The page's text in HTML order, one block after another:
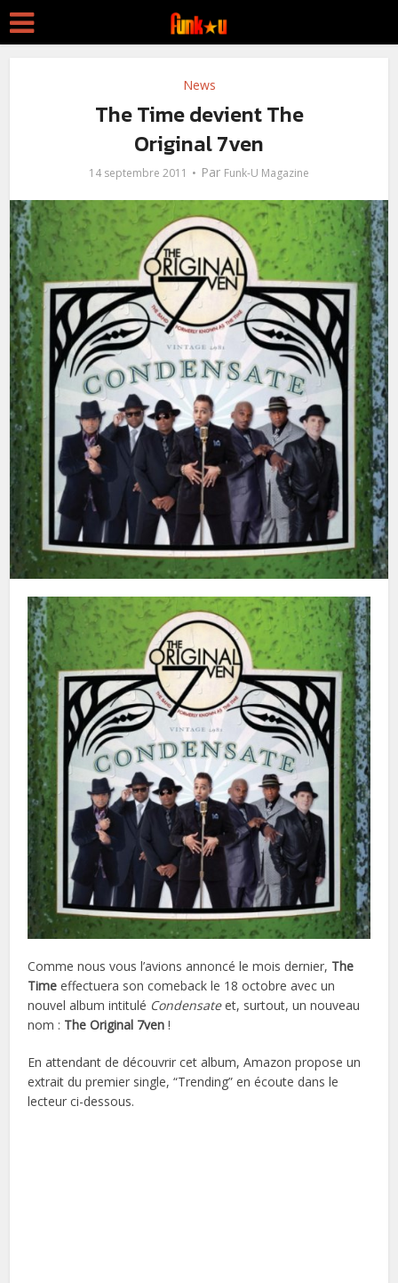
News
The Time devient The
Original 7ven
14 septembre 2011 Par Funk-U Magazine
Comme nous vous l’avions annoncé le mois dernier, The
Time effectuera son comeback le 18 octobre avec un
nouvel album intitulé Condensateet, surtout, un nouveau
nom : The Original 7ven !
En attendant de découvrir cet album, Amazon propose un
extrait du premier single, “Trending” en écoute dans le
lecteur ci-dessous.